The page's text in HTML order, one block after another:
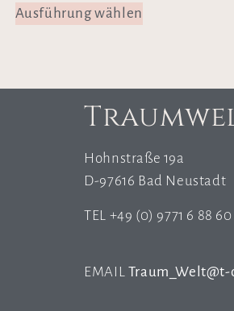
Ausführung wählen
Hohnstraße 19a
D-97616 Bad Neustadt
TEL +49 (0) 9771 6 88
EMAIL